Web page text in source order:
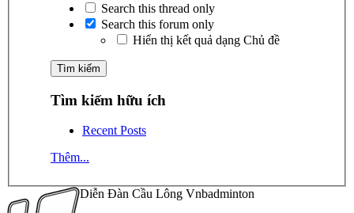
Search this thread only
Search this forum only
Hiển thị kết quả dạng Chủ đề
Tìm kiếm hữu ích
Recent Posts
Thêm...
Diễn Đàn Cầu Lông Vnbadminton